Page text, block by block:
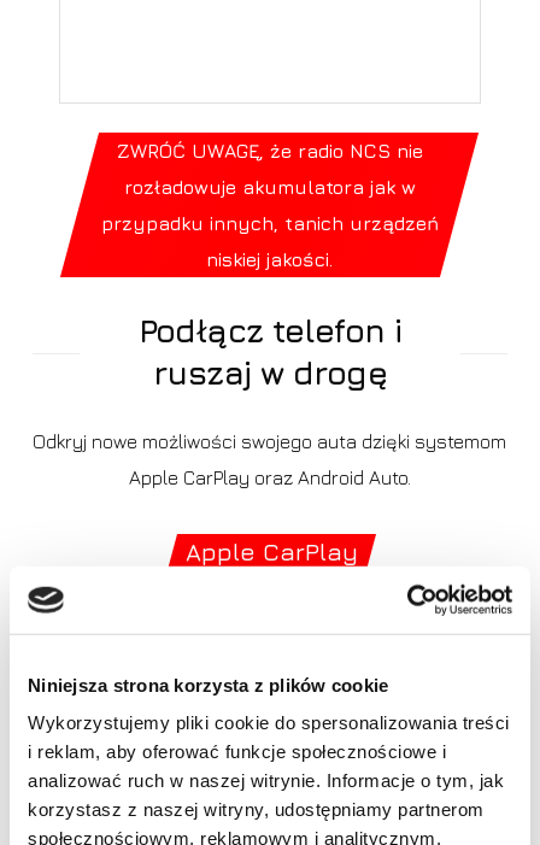
Niniejsza strona korzysta z plików cookie
Wykorzystujemy pliki cookie do spersonalizowania treści
i reklam, aby oferować funkcje społecznościowe i
analizować ruch w naszej witrynie. Informacje o tym, jak
korzystasz z naszej witryny, udostępniamy partnerom
społecznościowym, reklamowym i analitycznym.
Brak produktów w koszyku.
Idź do sklepu
ZWRÓĆ UWAGĘ, że radio NCS nie
rozładowuje akumulatora jak w
przypadku innych, tanich urządzeń
niskiej jakości.
Podłącz telefon i
ruszaj w drogę
Odkryj nowe możliwości swojego auta dzięki systemom
Apple CarPlay oraz Android Auto.
Apple CarPlay
Korzystaj z wszystkich kompatybilnych aplikacji
Android Auto